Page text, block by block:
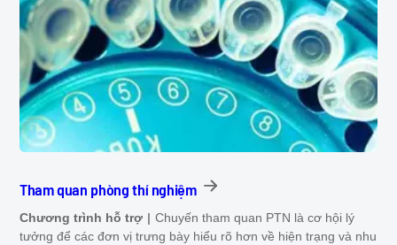
Tham quan phòng thí nghiệm
Chương trình hỗ trợ
Chuyến tham quan PTN là cơ hội lý
tưởng để các đơn vị trưng bày hiểu rõ hơn về hiện trạng và nhu